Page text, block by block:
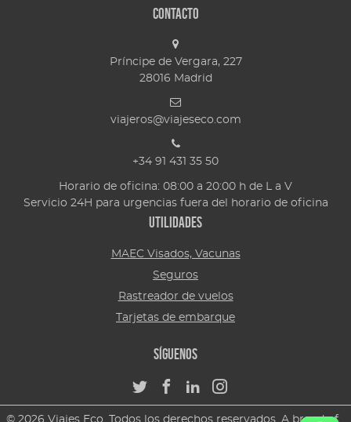
Contacto
Príncipe de Vergara, 227
28016 Madrid
viajeros@viajeseco.com
+34 91 431 35 50
Horario de oficina: 08:00 a 20:00 h de L a V
Servicio 24H para urgencias fuera del horario de oficina
Utilidades
MAEC Visados, Vacunas
Seguros
Rastreador de vuelos
Tarjetas de embarque
Síguenos
© 2026 Viajes Eco. Todos los derechos reservados. A brand of